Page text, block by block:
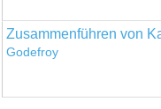
Zusammenführen von
Godefroy